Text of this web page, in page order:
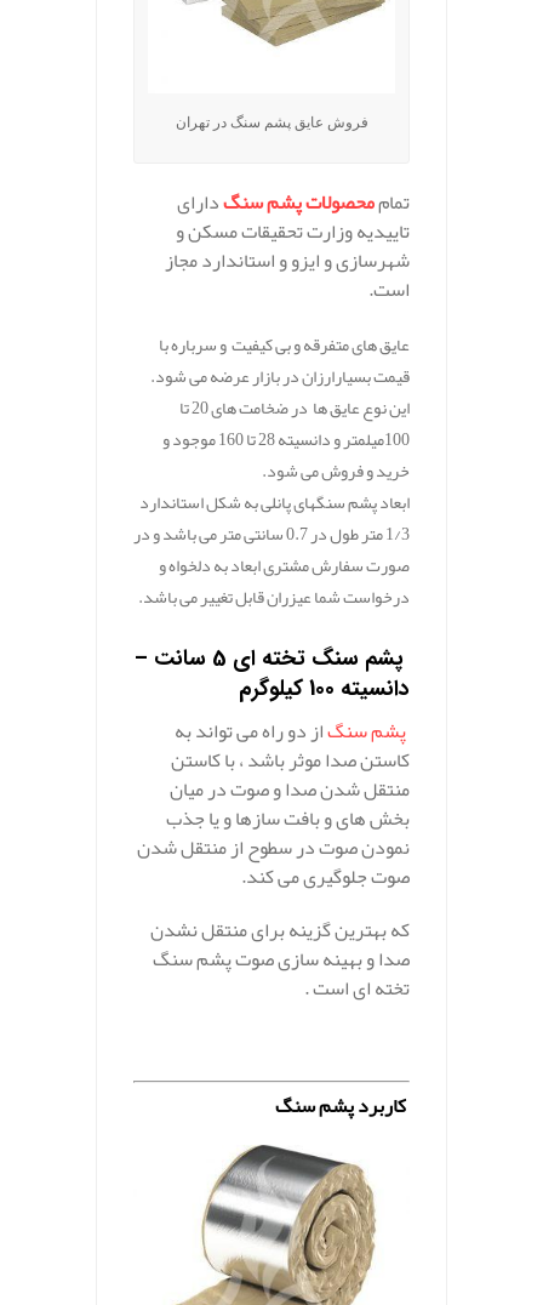
فروش عایق پشم سنگ در تهران
تماممحصولات پشم سنگدارای
تاییدیه وزارت تحقیقات مسکن و
شهرسازی و ایزو و استاندارد مجاز
است.
عایق های متفرقه و بی کیفیت و سرباره با
قیمت بسیارارزان در بازار عرضه می شود.
این نوع عایق ها در ضخامت های 20 تا
100میلمتر و دانسیته 28 تا 160 موجود و
خرید و فروش می شود.
ابعاد پشم سنگهای پانلی به شکل استاندارد
1/3 متر طول در 0.7 سانتی متر می باشد و در
صورت سفارش مشتری ابعاد به دلخواه و
درخواست شما عیزران قابل تغییر می باشد.
پشم سنگ تخته ای 5 سانت –
دانسیته 100 کیلوگرم
پشم سنگاز دو راه می تواند به
کاستن صدا موثر باشد ، با کاستن
منتقل شدن صدا و صوت در میان
بخش های و بافت سازها و یا جذب
نمودن صوت در سطوح از منتقل شدن
صوت جلوگیری می کند.
که بهترین گزینه برای منتقل نشدن
صدا و بهینه سازی صوت پشم سنگ
تخته ای است .
کاربرد پشم سنگ